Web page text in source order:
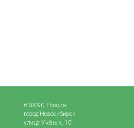
630090, Россия
город Новосибирск
улица Учёных, 10